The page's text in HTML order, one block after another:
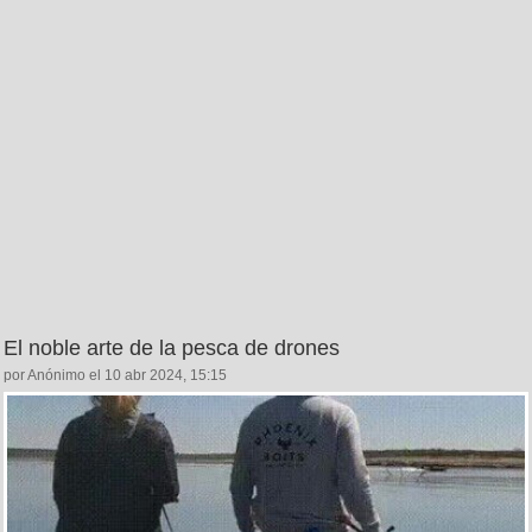
El noble arte de la pesca de drones
por Anónimo el 10 abr 2024, 15:15